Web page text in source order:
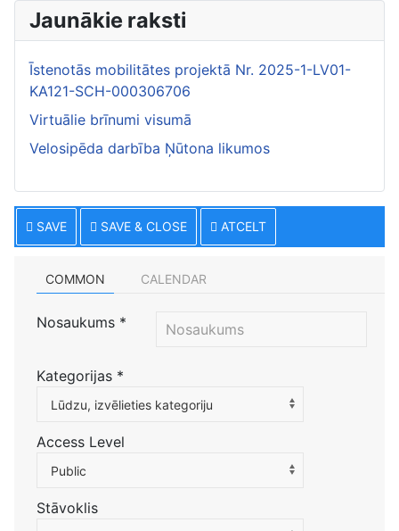
Jaunākie raksti
Īstenotās mobilitātes projektā Nr. 2025-1-LV01-
KA121-SCH-000306706
Virtuālie brīnumi visumā
Velosipēda darbība Ņūtona likumos
SAVE SAVE & CLOSE ATCELT
COMMON CALENDAR
Nosaukums *
Kategorijas *
Atlasiet kategoriju, lai filtrētu sarakstu
Lūdzu, izvēlieties kategoriju
Access Level
Public
Stāvoklis